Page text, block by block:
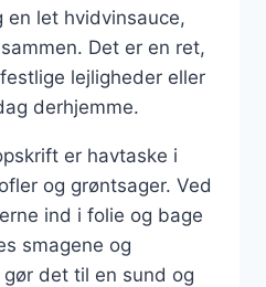
let hvidvinsauce,
Det er en ret,
lejligheder eller
derhjemme.
er havtaske i
og grøntsager. Ved
ind i folie og bage
smagene og
det til en sund og